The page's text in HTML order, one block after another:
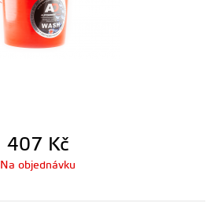
407 Kč
Na objednávku